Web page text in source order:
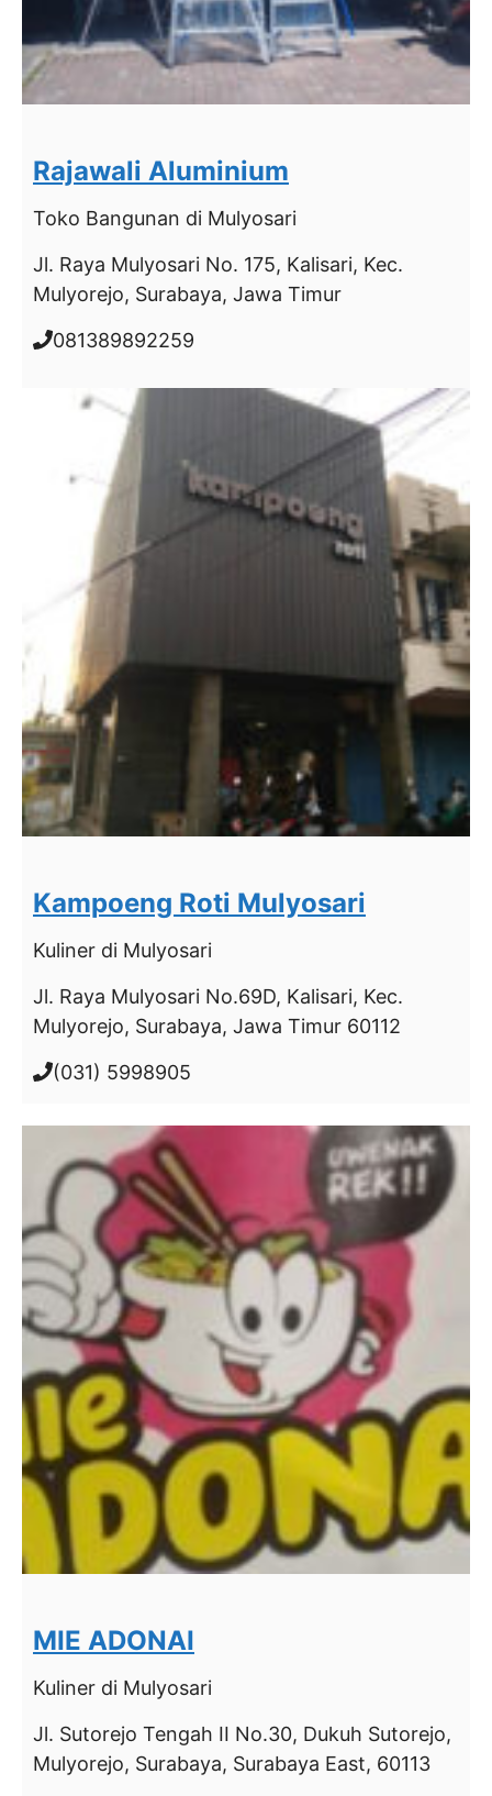
Rajawali Aluminium
Toko Bangunan di Mulyosari
Jl. Raya Mulyosari No. 175, Kalisari, Kec.
Mulyorejo, Surabaya, Jawa Timur
081389892259
Kampoeng Roti Mulyosari
Kuliner di Mulyosari
Jl. Raya Mulyosari No.69D, Kalisari, Kec.
Mulyorejo, Surabaya, Jawa Timur 60112
(031) 5998905
MIE ADONAI
Kuliner di Mulyosari
Jl. Sutorejo Tengah II No.30, Dukuh Sutorejo,
Mulyorejo, Surabaya, Surabaya East, 60113